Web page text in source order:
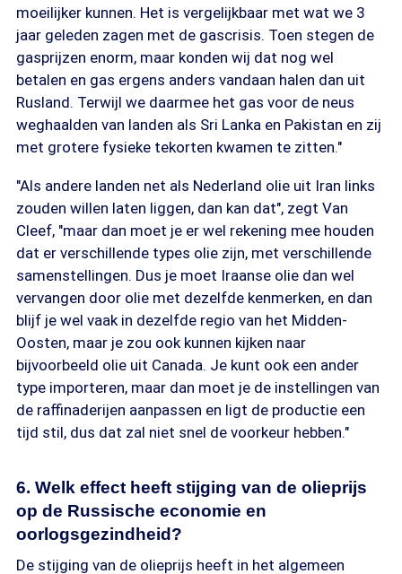
moeilijker kunnen. Het is vergelijkbaar met wat we 3
jaar geleden zagen met de gascrisis. Toen stegen de
gasprijzen enorm, maar konden wij dat nog wel
betalen en gas ergens anders vandaan halen dan uit
Rusland. Terwijl we daarmee het gas voor de neus
weghaalden van landen als Sri Lanka en Pakistan en zij
met grotere fysieke tekorten kwamen te zitten."
"Als andere landen net als Nederland olie uit Iran links
zouden willen laten liggen, dan kan dat", zegt Van
Cleef, "maar dan moet je er wel rekening mee houden
dat er verschillende types olie zijn, met verschillende
samenstellingen. Dus je moet Iraanse olie dan wel
vervangen door olie met dezelfde kenmerken, en dan
blijf je wel vaak in dezelfde regio van het Midden-
Oosten, maar je zou ook kunnen kijken naar
bijvoorbeeld olie uit Canada. Je kunt ook een ander
type importeren, maar dan moet je de instellingen van
de raffinaderijen aanpassen en ligt de productie een
tijd stil, dus dat zal niet snel de voorkeur hebben."
6. Welk effect heeft stijging van de olieprijs
op de Russische economie en
oorlogsgezindheid?
De stijging van de olieprijs heeft in het algemeen